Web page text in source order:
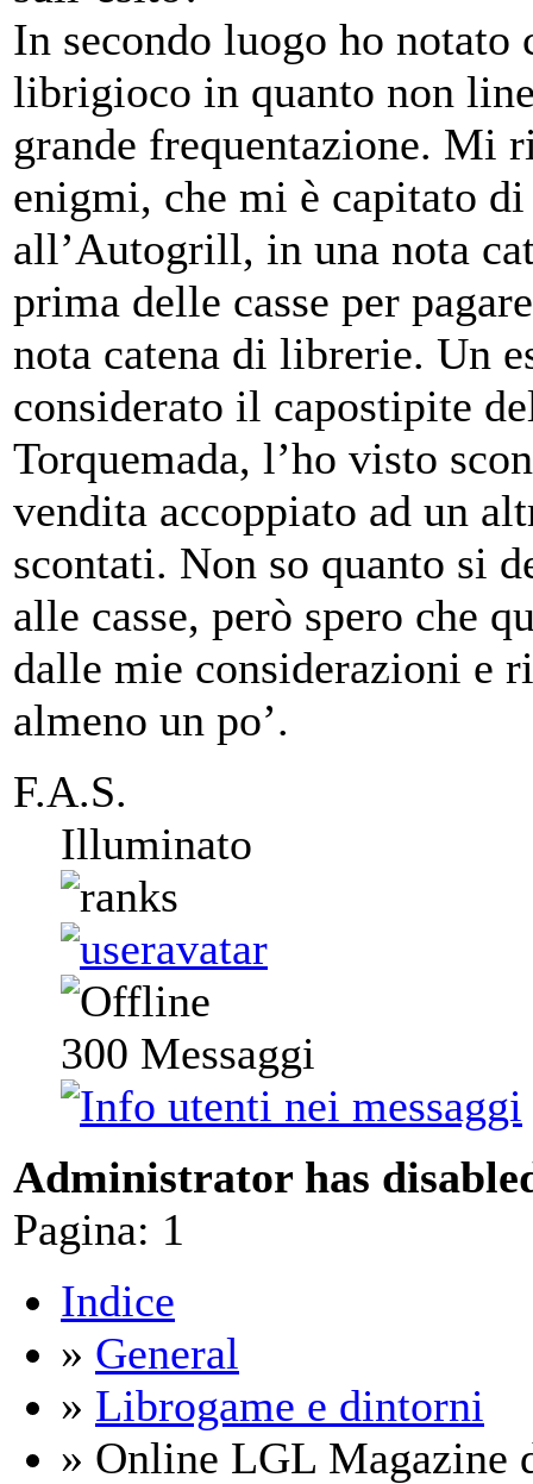
In secondo luogo ho
librigioco in quanto non
grande frequentazione. Mi
enigmi, che mi è capitato
all’Autogrill, in una nota
prima delle casse per
nota catena di librerie. Un
considerato il capostipite
Torquemada, l’ho visto
vendita accoppiato ad un
scontati. Non so quanto si
alle casse, però spero che
dalle mie considerazioni e
almeno un po’.
F.A.S.
Illuminato
300 Messaggi
Administrator has
Pagina: 1
Indice
» General
» Librogame e dintorni
» Online LGL Magazine